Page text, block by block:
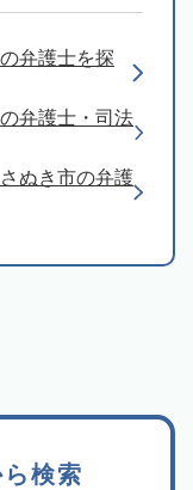
弁護士を探
弁護士・司法
ぬき市の弁護
検索